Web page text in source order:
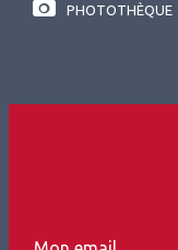
PHOTOTHÈQUE